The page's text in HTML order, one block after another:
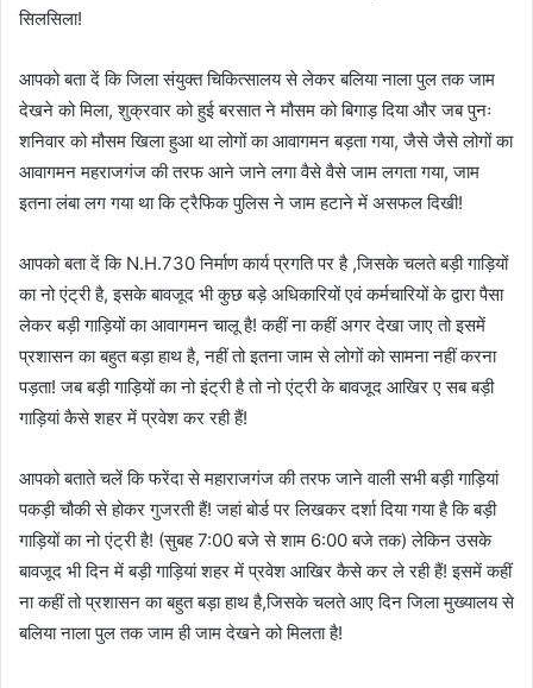
सिलसिला!
आपको बता दें कि जिला संयुक्त चिकित्सालय से लेकर बलिया नाला पुल तक जाम
देखने को मिला, शुक्रवार को हुई बरसात ने मौसम को बिगाड़ दिया और जब पुनः
शनिवार को मौसम खिला हुआ था लोगों का आवागमन बड़ता गया, जैसे जैसे लोगों का
आवागमन महराजगंज की तरफ आने जाने लगा वैसे वैसे जाम लगता गया, जाम
इतना लंबा लग गया था कि ट्रैफिक पुलिस ने जाम हटाने में असफल दिखी!
आपको बता दें कि N.H.730 निर्माण कार्य प्रगति पर है ,जिसके चलते बड़ी गाड़ियों
का नो एंट्री है, इसके बावजूद भी कुछ बड़े अधिकारियों एवं कर्मचारियों के द्वारा पैसा
लेकर बड़ी गाड़ियों का आवागमन चालू है! कहीं ना कहीं अगर देखा जाए तो इसमें
प्रशासन का बहुत बड़ा हाथ है, नहीं तो इतना जाम से लोगों को सामना नहीं करना
पड़ता! जब बड़ी गाड़ियों का नो इंट्री है तो नो एंट्री के बावजूद आखिर ए सब बड़ी
गाड़ियां कैसे शहर में प्रवेश कर रही हैं!
आपको बताते चलें कि फरेंदा से महाराजगंज की तरफ जाने वाली सभी बड़ी गाड़ियां
पकड़ी चौकी से होकर गुजरती हैं! जहां बोर्ड पर लिखकर दर्शा दिया गया है कि बड़ी
गाड़ियों का नो एंट्री है! (सुबह 7:00 बजे से शाम 6:00 बजे तक) लेकिन उसके
बावजूद भी दिन में बड़ी गाड़ियां शहर में प्रवेश आखिर कैसे कर ले रही हैं! इसमें कहीं
ना कहीं तो प्रशासन का बहुत बड़ा हाथ है,जिसके चलते आए दिन जिला मुख्यालय से
बलिया नाला पुल तक जाम ही जाम देखने को मिलता है!